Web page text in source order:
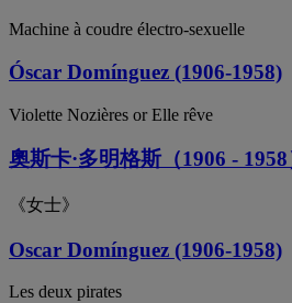
Machine à coudre électro-sexuelle
Óscar Domínguez (1906-1958)
Violette Nozières or Elle rêve
奧斯卡·多明格斯（1906 - 1958
《女士》
Oscar Domínguez (1906-1958)
Les deux pirates